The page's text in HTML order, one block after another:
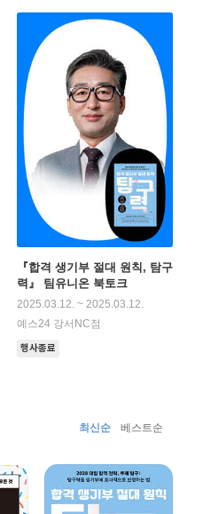
『합격 생기부 절대 원칙, 탐구
력』 팀유니온 북토크
2025.03.12. ~ 2025.03.12.
예스24 강서NC점
행사종료
최신순 베스트순